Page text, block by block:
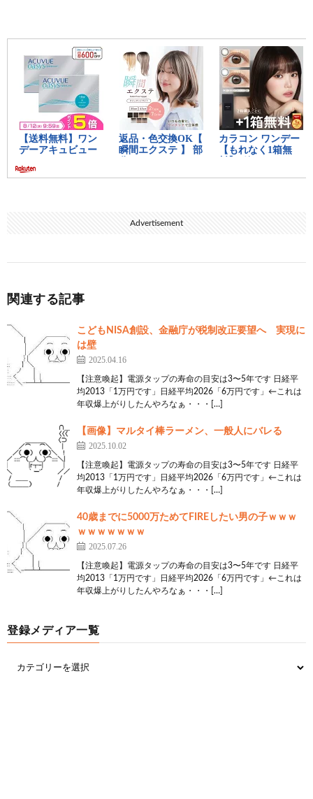
Advertisement
関連する記事
こどもNISA創設、金融庁が税制改正要望へ 実現に
は壁
2025.04.16
【注意喚起】電源タップの寿命の目安は3〜5年です 日経平
均2013「1万円です」日経平均2026「6万円です」←これは
年収爆上がりしたんやろなぁ・・・[…]
【画像】マルタイ棒ラーメン、一般人にバレる
2025.10.02
【注意喚起】電源タップの寿命の目安は3〜5年です 日経平
均2013「1万円です」日経平均2026「6万円です」←これは
年収爆上がりしたんやろなぁ・・・[…]
40歳までに5000万ためてFIREしたい男の子ｗｗｗ
ｗｗｗｗｗｗｗ
2025.07.26
【注意喚起】電源タップの寿命の目安は3〜5年です 日経平
均2013「1万円です」日経平均2026「6万円です」←これは
年収爆上がりしたんやろなぁ・・・[…]
登録メディア一覧